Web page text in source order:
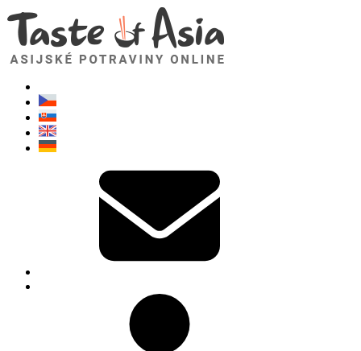
TasteOfAsia.cz
Neváhejte se zeptat. Jsem tady pro vás!